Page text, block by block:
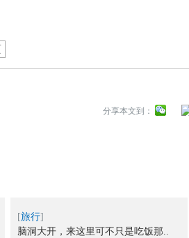
分享本文到：
[旅行]
脑洞大开，来这里可不只是吃饭那..